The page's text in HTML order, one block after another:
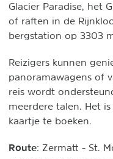
Glacier Paradise, het
of raften in de
bergstation op 3303
Reizigers kunnen
panoramawagens of
reis wordt
meerdere talen. Het
kaartje te boeken.
Route: Zermatt - St.